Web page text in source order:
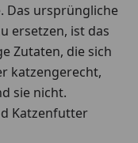
Das ursprüngliche
ersetzen, ist das
Zutaten, die sich
katzengerecht,
sie nicht.
Katzenfutter